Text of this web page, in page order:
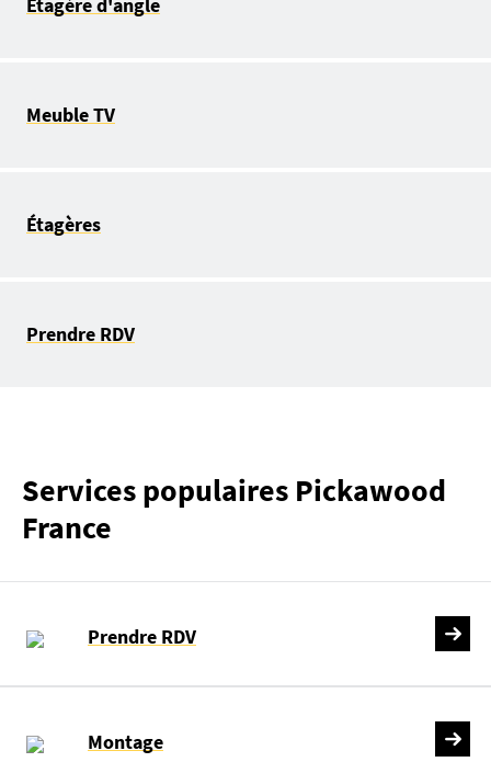
Meuble TV
Étagères
Prendre RDV
Services populaires Pickawood
France
Prendre RDV
Montage